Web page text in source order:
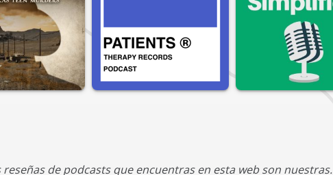
reseñas de podcasts que encuentras en esta web son nuestras.